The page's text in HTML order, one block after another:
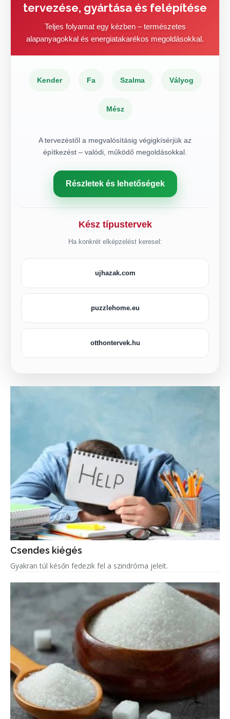
tervezése, gyártása és felépítése
Teljes folyamat egy kézben – természetes
alapanyagokkal és energiatakarékos megoldásokkal.
Kender Fa Szalma Vályog
Mész
A tervezéstől a megvalósításig végigkísérjük az
építkezést – valódi, működő megoldásokkal.
Részletek és lehetőségek
Kész típustervek
Ha konkrét elképzelést keresel:
ujhazak.com
puzzlehome.eu
otthontervek.hu
Csendes kiégés
Gyakran túl későn fedezik fel a szindróma jeleit.